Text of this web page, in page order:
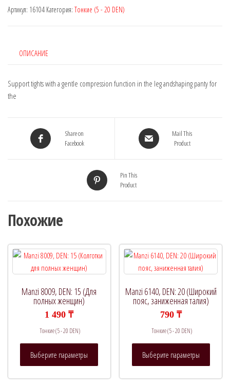
Артикул: 16104 Категория: Тонкие (5 - 20 DEN)
ОПИСАНИЕ
Support tights with a gentle compression function in the leg andshaping panty for
the
Share on
Facebook
Mail This
Product
Pin This
Product
Похожие
Manzi 8009, DEN: 15 (Для
полных женщин)
1 490₸
Тонкие (5 - 20 DEN)
Выберите параметры
Manzi 6140, DEN: 20 (Широкий
пояс, заниженная талия)
790 ₸
Тонкие (5 - 20 DEN)
Выберите параметры
Этот